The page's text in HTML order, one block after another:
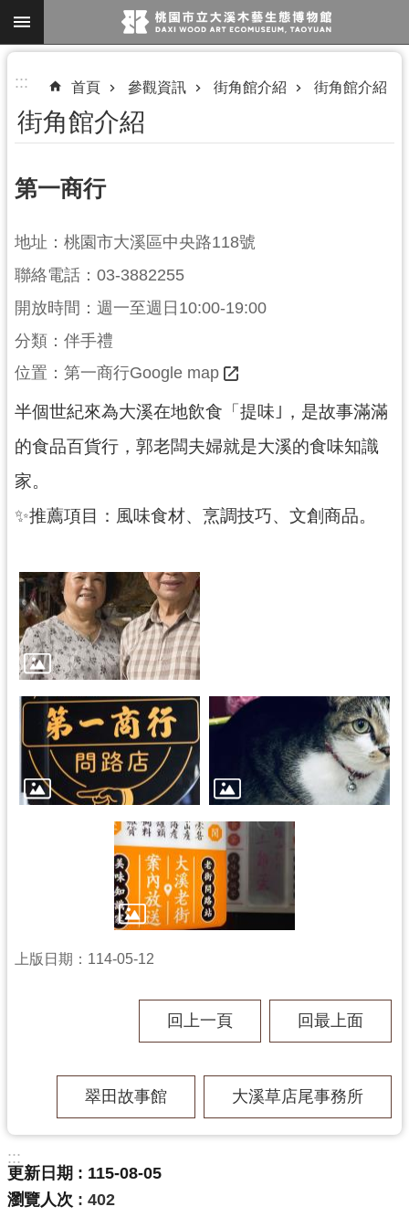
跳到主要內容區塊
階
搜
尋
參
資
訊
展
覽
便
民
服
動
究
學
習
資
認
識
博
工
商
品
::: 首頁 參觀資訊 街角館介紹 街角館介紹
街角館介紹
第一商行
地址：桃園市大溪區中央路118號
聯絡電話：03-3882255
開放時間：週一至週日10:00-19:00
分類：伴手禮
位置： 第一商行Google map
半個世紀來為大溪在地飲食「提味｣，是故事滿滿
的食品百貨行，郭老闆夫婦就是大溪的食味知識
家。
✨推薦項目：風味食材、烹調技巧、文創商品。
上版日期：114-05-12
回上一頁 回最上面
翠田故事館 大溪草店尾事務所
:::
更新日期
115-08-05
瀏覽人次
402